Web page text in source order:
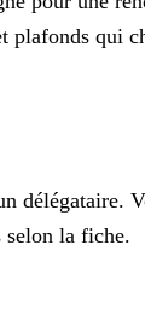
plafonds
délégataire.
selon la fiche.